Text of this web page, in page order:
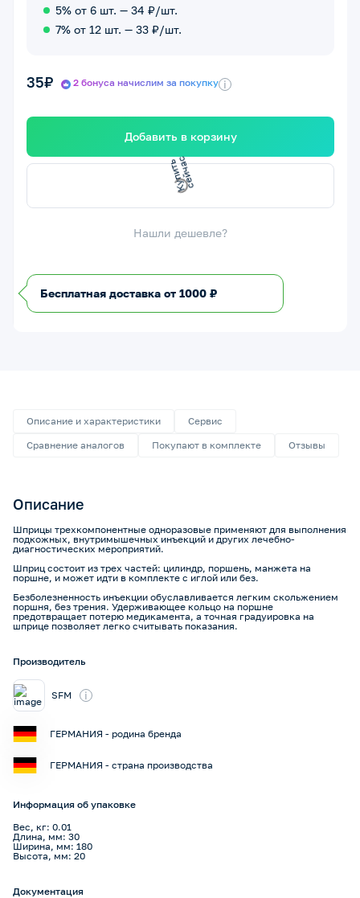
5% от 6 шт. — 34 ₽/шт.
7% от 12 шт. — 33 ₽/шт.
35₽ 2 бонуса начислим за покупку i
Добавить в корзину
К
у
п
и
т
ь
с
е
й
ч
а
с
Нашли дешевле?
Бесплатная доставка от 1000 ₽
Описание и характеристики
Сервис
Сравнение аналогов
Покупают в комплекте Отзывы
Описание
Шприцы трехкомпонентные одноразовые применяют для выполнения
подкожных, внутримышечных инъекций и других лечебно-
диагностических мероприятий.
Шприц состоит из трех частей: цилиндр, поршень, манжета на
поршне, и может идти в комплекте с иглой или без.
Безболезненность инъекции обуславливается легким скольжением
поршня, без трения. Удерживающее кольцо на поршне
предотвращает потерю медикамента, а точная градуировка на
шприце позволяет легко считывать показания.
Производитель
SFM i
ГЕРМАНИЯ - родина бренда
ГЕРМАНИЯ - страна производства
Информация об упаковке
Вес, кг: 0.01
Длина, мм: 30
Ширина, мм: 180
Высота, мм: 20
Документация